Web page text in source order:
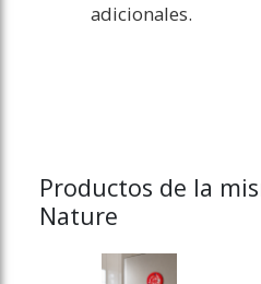
adicionales.
Productos de la
Nature